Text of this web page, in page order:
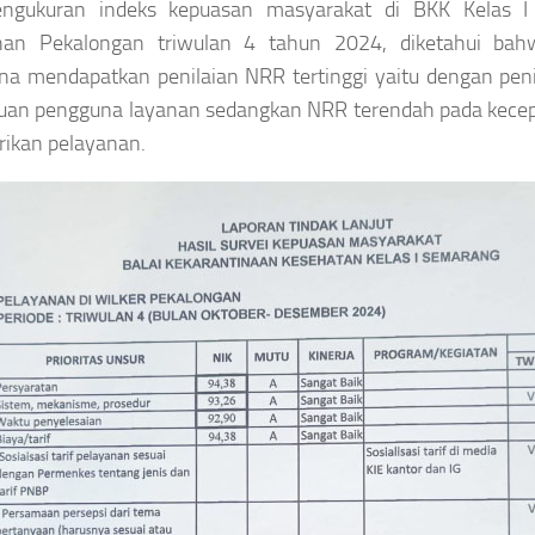
indeks kepuasan masyarakat di BKK Kelas
Pekalongan triwulan 4 tahun 2024, diketahui
mendapatkan penilaian NRR tertinggi yaitu dengan
pengguna layanan sedangkan NRR terendah pada
pelayanan.